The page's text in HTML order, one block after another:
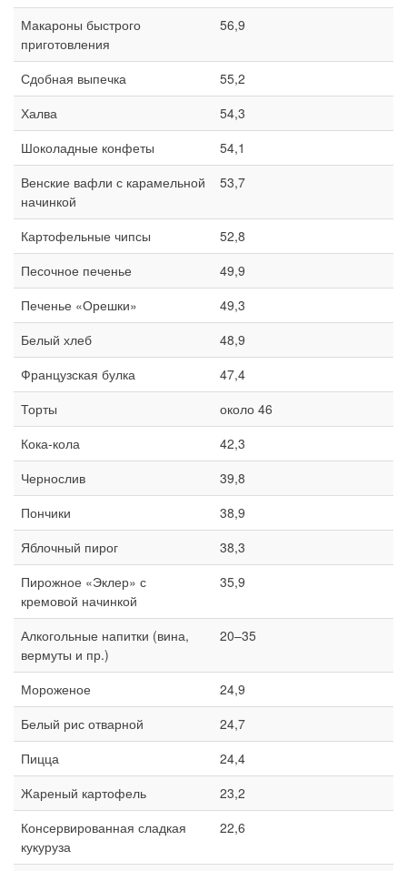
Макароны быстрого
приготовления
56,9
Сдобная выпечка
55,2
Халва
54,3
Шоколадные конфеты
54,1
Венские вафли с карамельной
начинкой
53,7
Картофельные чипсы
52,8
Песочное печенье
49,9
Печенье «Орешки»
49,3
Белый хлеб
48,9
Французская булка
47,4
Торты
около 46
Кока-кола
42,3
Чернослив
39,8
Пончики
38,9
Яблочный пирог
38,3
Пирожное «Эклер» с
кремовой начинкой
35,9
Алкогольные напитки (вина,
вермуты и пр.)
20–35
Мороженое
24,9
Белый рис отварной
24,7
Пицца
24,4
Жареный картофель
23,2
Консервированная сладкая
кукуруза
22,6